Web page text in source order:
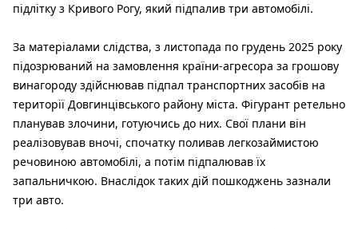
підлітку з Кривого Рогу, який підпалив три автомобілі.
За матеріалами слідства, з листопада по грудень 2025 року
підозрюваний на замовлення країни-агресора за грошову
винагороду здійснював підпал транспортних засобів на
території Довгинцівського району міста. Фігурант ретельно
планував злочини, готуючись до них. Свої плани він
реалізовував вночі, спочатку поливав легкозаймистою
речовиною автомобілі, а потім підпалював їх
запальничкою. Внаслідок таких дій пошкоджень зазнали
три авто.